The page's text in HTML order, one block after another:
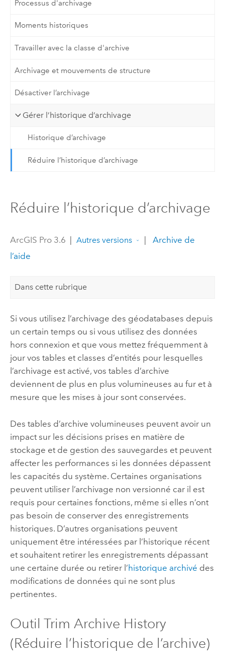
Processus d'archivage
Moments historiques
Travailler avec la classe d'archive
Archivage et mouvements de structure
Désactiver l’archivage
Gérer l’historique d’archivage
Historique d’archivage
Réduire l’historique d’archivage
Réduire l’historique d’archivage
ArcGIS Pro 3.6 | Autres versions |
Archive de
l’aide
Dans cette rubrique
Si vous utilisez l’archivage des géodatabases depuis
un certain temps ou si vous utilisez des données
hors connexion et que vous mettez fréquemment à
jour vos tables et classes d’entités pour lesquelles
l’archivage est activé, vos tables d’archive
deviennent de plus en plus volumineuses au fur et à
mesure que les mises à jour sont conservées.
Des tables d’archive volumineuses peuvent avoir un
impact sur les décisions prises en matière de
stockage et de gestion des sauvegardes et peuvent
affecter les performances si les données dépassent
les capacités du système. Certaines organisations
peuvent utiliser l’archivage non versionné car il est
requis pour certaines fonctions, même si elles n’ont
pas besoin de conserver des enregistrements
historiques. D’autres organisations peuvent
uniquement être intéressées par l’historique récent
et souhaitent retirer les enregistrements dépassant
une certaine durée ou retirer l’historique archivé des
modifications de données qui ne sont plus
pertinentes.
Outil Trim Archive History
(Réduire l’historique de l’archive)